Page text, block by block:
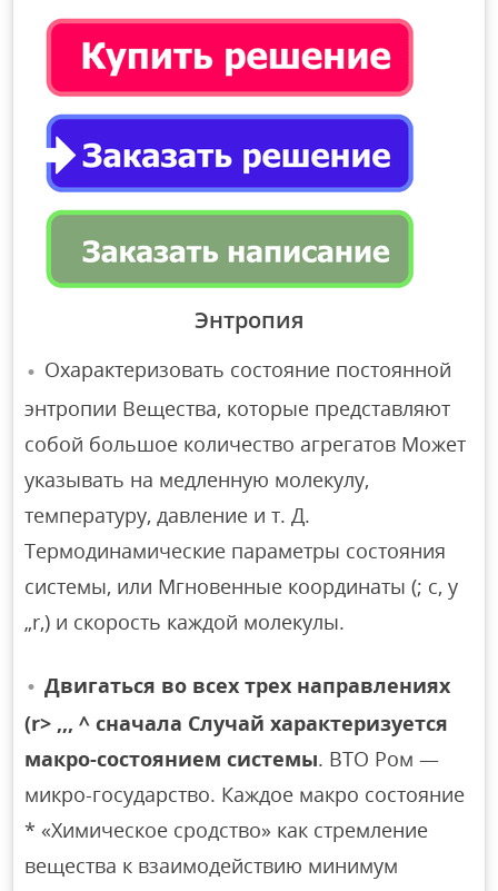
Энтропия
Охарактеризовать состояние постоянной
энтропии Вещества, которые представляют
собой большое количество агрегатов Может
указывать на медленную молекулу,
температуру, давление и т. Д.
Термодинамические параметры состояния
системы, или Мгновенные координаты (; c, y
„r,) и скорость каждой молекулы.
Двигаться во всех трех направлениях
(r> ,,, ^ сначала Случай характеризуется
макро-состоянием системы. ВТО Ром —
микро-государство. Каждое макро состояние
* «Химическое сродство» как стремление
вещества к взаимодействию минимум